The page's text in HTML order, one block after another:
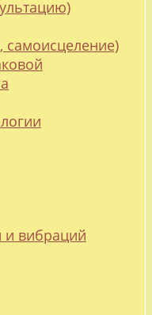
самоисцеление)
и вибраций